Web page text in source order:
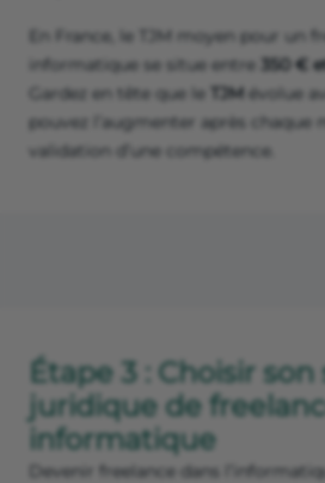
En France, le TJM moyen pour un
informatique se situe entre 350 €
Gardez en tête que le
TJM évolue
pouvez l’augmenter après chaque
validation d’une compétence.
Étape 3 : Choisir
juridique de
informatique
Devenir freelance dans